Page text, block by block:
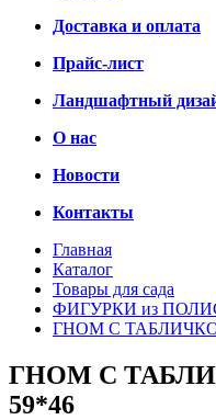
Доставка и оплата
Прайс-лист
Ландшафтный
О нас
Новости
Контакты
Главная
Каталог
Товары для сада
ФИГУРКИ из
ГНОМ С
ГНОМ С
59*46